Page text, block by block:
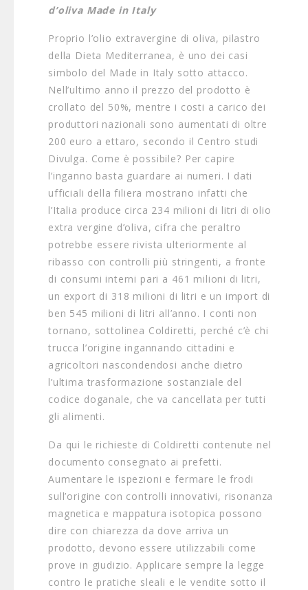
d’oliva Made in Italy
Proprio l’olio extravergine di oliva, pilastro
della Dieta Mediterranea, è uno dei casi
simbolo del Made in Italy sotto attacco.
Nell’ultimo anno il prezzo del prodotto è
crollato del 50%, mentre i costi a carico dei
produttori nazionali sono aumentati di oltre
200 euro a ettaro, secondo il Centro studi
Divulga. Come è possibile? Per capire
l’inganno basta guardare ai numeri. I dati
ufficiali della filiera mostrano infatti che
l’Italia produce circa 234 milioni di litri di olio
extra vergine d’oliva, cifra che peraltro
potrebbe essere rivista ulteriormente al
ribasso con controlli più stringenti, a fronte
di consumi interni pari a 461 milioni di litri,
un export di 318 milioni di litri e un import di
ben 545 milioni di litri all’anno. I conti non
tornano, sottolinea Coldiretti, perché c’è chi
trucca l’origine ingannando cittadini e
agricoltori nascondendosi anche dietro
l’ultima trasformazione sostanziale del
codice doganale, che va cancellata per tutti
gli alimenti.
Da qui le richieste di Coldiretti contenute nel
documento consegnato ai prefetti.
Aumentare le ispezioni e fermare le frodi
sull’origine con controlli innovativi, risonanza
magnetica e mappatura isotopica possono
dire con chiarezza da dove arriva un
prodotto, devono essere utilizzabili come
prove in giudizio. Applicare sempre la legge
contro le pratiche sleali e le vendite sotto il